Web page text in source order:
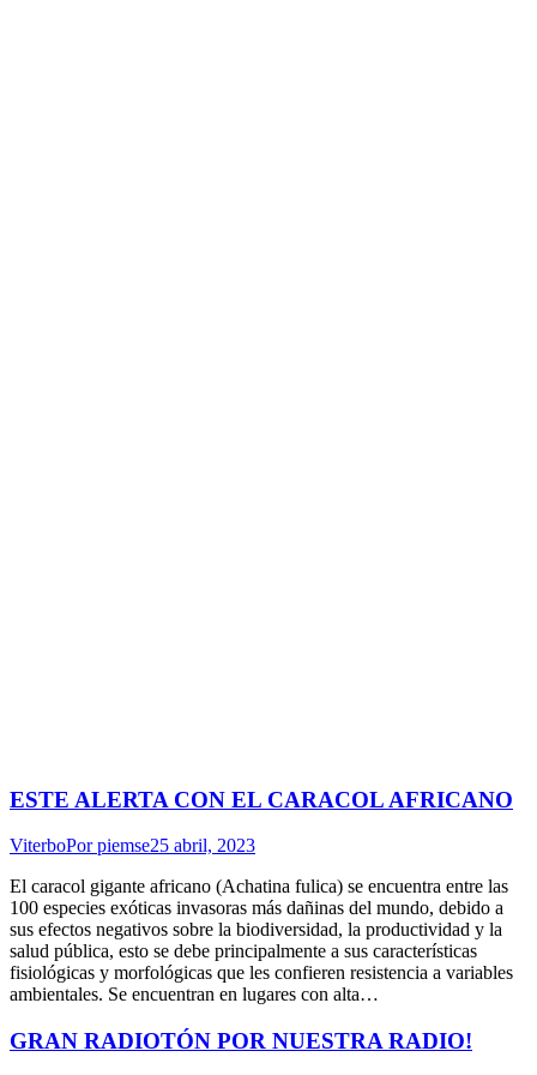
ESTE ALERTA CON EL CARACOL AFRICANO
ViterboPorpiemse25 abril, 2023
El caracol gigante africano (Achatina fulica) se encuentra entre las
100 especies exóticas invasoras más dañinas del mundo, debido a
sus efectos negativos sobre la biodiversidad, la productividad y la
salud pública, esto se debe principalmente a sus características
fisiológicas y morfológicas que les confieren resistencia a variables
ambientales. Se encuentran en lugares con alta…
GRAN RADIOTÓN POR NUESTRA RADIO!